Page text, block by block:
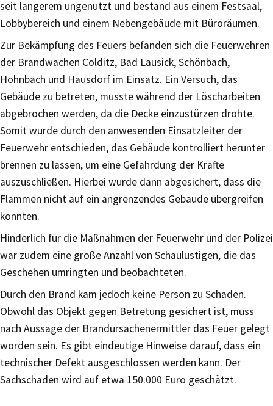
seit längerem ungenutzt und bestand aus einem Festsaal,
Lobbybereich und einem Nebengebäude mit Büroräumen.
Zur Bekämpfung des Feuers befanden sich die Feuerwehren
der Brandwachen Colditz, Bad Lausick, Schönbach,
Hohnbach und Hausdorf im Einsatz. Ein Versuch, das
Gebäude zu betreten, musste während der Löscharbeiten
abgebrochen werden, da die Decke einzustürzen drohte.
Somit wurde durch den anwesenden Einsatzleiter der
Feuerwehr entschieden, das Gebäude kontrolliert herunter
brennen zu lassen, um eine Gefährdung der Kräfte
auszuschließen. Hierbei wurde dann abgesichert, dass die
Flammen nicht auf ein angrenzendes Gebäude übergreifen
konnten.
Hinderlich für die Maßnahmen der Feuerwehr und der Polizei
war zudem eine große Anzahl von Schaulustigen, die das
Geschehen umringten und beobachteten.
Durch den Brand kam jedoch keine Person zu Schaden.
Obwohl das Objekt gegen Betretung gesichert ist, muss
nach Aussage der Brandursachenermittler das Feuer gelegt
worden sein. Es gibt eindeutige Hinweise darauf, dass ein
technischer Defekt ausgeschlossen werden kann. Der
Sachschaden wird auf etwa 150.000 Euro geschätzt.